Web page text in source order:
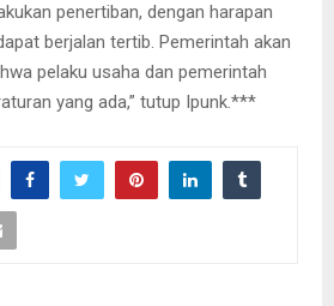
penertiban, dengan harapan
berjalan tertib. Pemerintah akan
pelaku usaha dan pemerintah
yang ada,” tutup Ipunk.***